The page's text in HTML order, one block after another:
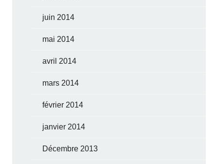
juin 2014
mai 2014
avril 2014
mars 2014
février 2014
janvier 2014
Décembre 2013